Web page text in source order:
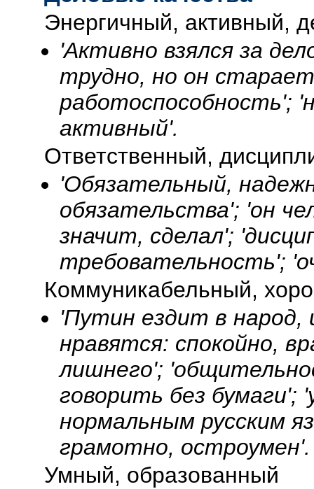
Энергичный, активный,
'Активно взялся за
трудно, но он
работоспособность';
активный'.
Ответственный,
'Обязательный,
обязательства'; 'он
значит, сделал';
требовательность';
Коммуникабельный,
'Путин ездит в народ,
нравятся: спокойно,
лишнего';
говорить без бумаги';
нормальным русским
грамотно, остроумен'.
Умный, образованный